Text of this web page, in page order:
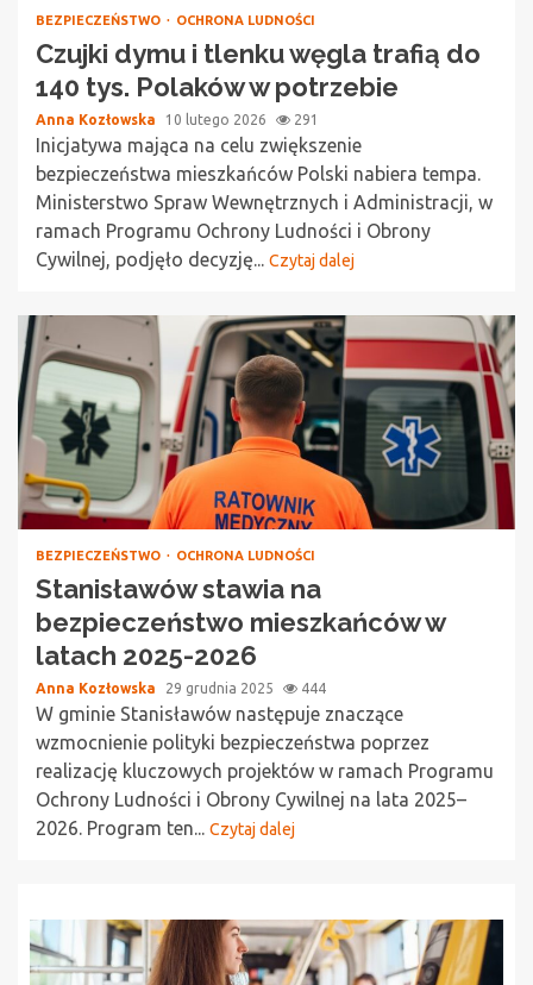
BEZPIECZEŃSTWO OCHRONA LUDNOŚCI
Czujki dymu i tlenku węgla trafią do
140 tys. Polaków w potrzebie
Anna Kozłowska 10 lutego 2026 291
Inicjatywa mająca na celu zwiększenie
bezpieczeństwa mieszkańców Polski nabiera tempa.
Ministerstwo Spraw Wewnętrznych i Administracji, w
ramach Programu Ochrony Ludności i Obrony
Cywilnej, podjęło decyzję... Czytaj dalej
BEZPIECZEŃSTWO OCHRONA LUDNOŚCI
Stanisławów stawia na
bezpieczeństwo mieszkańców w
latach 2025-2026
Anna Kozłowska 29 grudnia 2025 444
W gminie Stanisławów następuje znaczące
wzmocnienie polityki bezpieczeństwa poprzez
realizację kluczowych projektów w ramach Programu
Ochrony Ludności i Obrony Cywilnej na lata 2025–
2026. Program ten... Czytaj dalej